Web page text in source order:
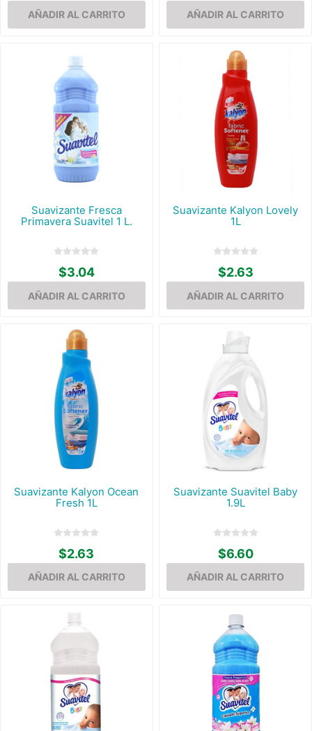
Suavizante Fresca
Primavera Suavitel 1 L.
$3.04
Suavizante Kalyon Lovely
1L
$2.63
Suavizante Kalyon Ocean
Fresh 1L
$2.63
Suavizante Suavitel Baby
1.9L
$6.60